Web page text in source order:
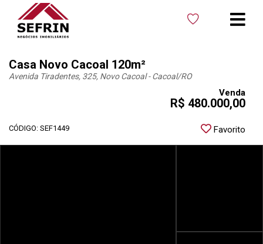
Casa Novo Cacoal 120m²
Avenida Tiradentes, 325, Novo Cacoal - Cacoal/RO
Venda
R$ 480.000,00
CÓDIGO: SEF1449 Favorito